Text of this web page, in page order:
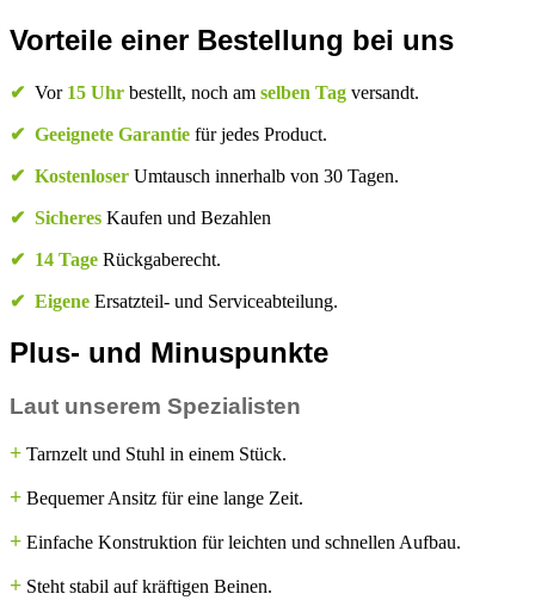
Vorteile einer Bestellung bei uns
✔ Vor 15 Uhr bestellt, noch am selben Tag versandt.
✔ Geeignete Garantie für jedes Product.
✔ Kostenloser Umtausch innerhalb von 30 Tagen.
✔ Sicheres Kaufen und Bezahlen
✔ 14 Tage Rückgaberecht.
✔ Eigene Ersatzteil- und Serviceabteilung.
Plus- und Minuspunkte
Laut unserem Spezialisten
+ Tarnzelt und Stuhl in einem Stück.
+ Bequemer Ansitz für eine lange Zeit.
+ Einfache Konstruktion für leichten und schnellen Aufbau.
+ Steht stabil auf kräftigen Beinen.